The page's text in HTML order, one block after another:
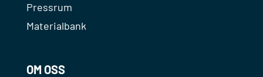
Pressrum
Materialbank
OM OSS